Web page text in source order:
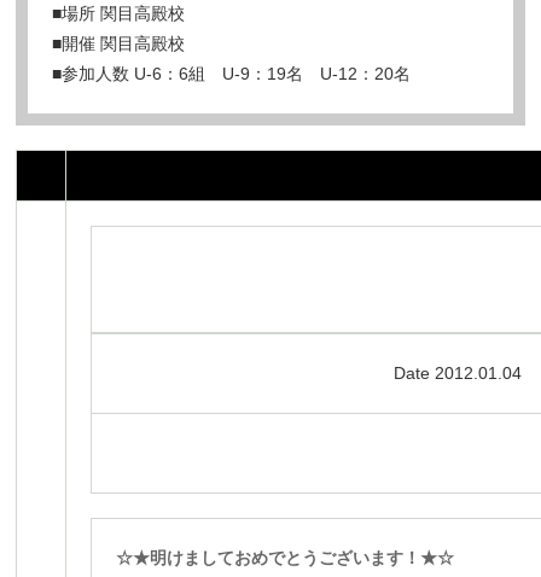
■場所 関目高殿校
■開催 関目高殿校
■参加人数 U-6：6組 U-9：19名 U-12：20名
Date 2012.01.04
☆★明けましておめでとうございます！★☆